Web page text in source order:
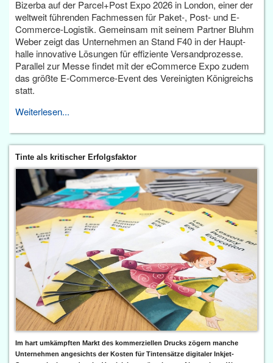
Bizerba auf der Parcel+Post Expo 2026 in London, einer der
weltweit führenden Fachmessen für Paket-, Post- und E-
Commerce-Logistik. Gemeinsam mit seinem Partner Bluhm
Weber zeigt das Unternehmen an Stand F40 in der Haupt­
halle innovative Lösungen für effiziente Versandprozesse.
Parallel zur Messe findet mit der eCommerce Expo zudem
das größte E-Commerce-Event des Vereinigten Königreichs
statt.
Weiterlesen...
Tinte als kritischer Erfolgsfaktor
Im hart umkämpften Markt des kommerziellen Drucks zögern manche
Unternehmen angesichts der Kosten für Tintensätze digitaler Inkjet-